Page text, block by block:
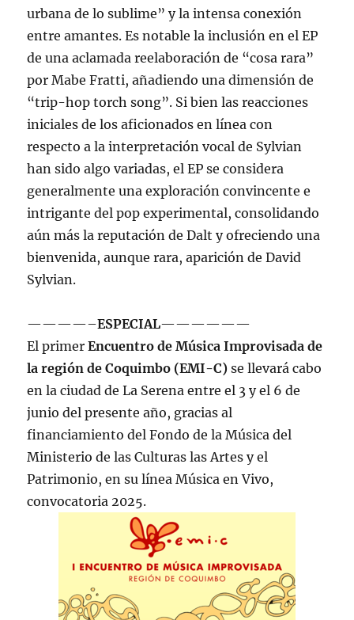
urbana de lo sublime” y la intensa conexión
entre amantes. Es notable la inclusión en el EP
de una aclamada reelaboración de “cosa rara”
por Mabe Fratti, añadiendo una dimensión de
“trip-hop torch song”. Si bien las reacciones
iniciales de los aficionados en línea con
respecto a la interpretación vocal de Sylvian
han sido algo variadas, el EP se considera
generalmente una exploración convincente e
intrigante del pop experimental, consolidando
aún más la reputación de Dalt y ofreciendo una
bienvenida, aunque rara, aparición de David
Sylvian.
————–ESPECIAL——————
El primerEncuentro de Música Improvisada de
la región de Coquimbo (EMI-C)se llevará cabo
en la ciudad de La Serena entre el 3 y el 6 de
junio del presente año, gracias al
financiamiento del Fondo de la Música del
Ministerio de las Culturas las Artes y el
Patrimonio, en su línea Música en Vivo,
convocatoria 2025.